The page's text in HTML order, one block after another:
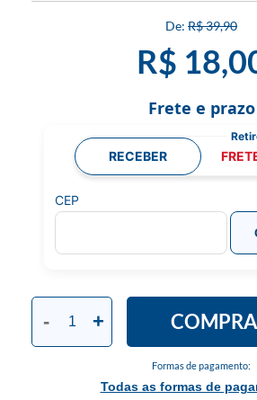
R$ 39,90
R$
Formas de pagamento:
Todas as formas de
- +
Frete e prazo
RECEBER
CEP